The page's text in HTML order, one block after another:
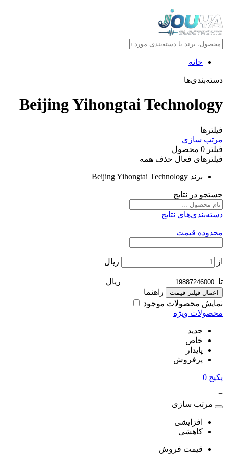
خانه
دسته‌بندی‌ها
Beijing Yihongtai Technology
فیلترها
مرتب سازی
فیلتر 0 محصول
فیلترهای فعال حذف همه
برند Beijing Yihongtai Technology
جستجو در نتایج
دسته‌بندی‌های نتایج
محدوده قیمت
از ریال
تا ریال
اعمال فیلتر قیمت
راهنما
نمایش محصولات موجود
محصولات ویژه
جدید
خاص
پایدار
پرفروش
پکیج 0
=
مرتب سازی
افزایشی
کاهشی
قیمت فروش